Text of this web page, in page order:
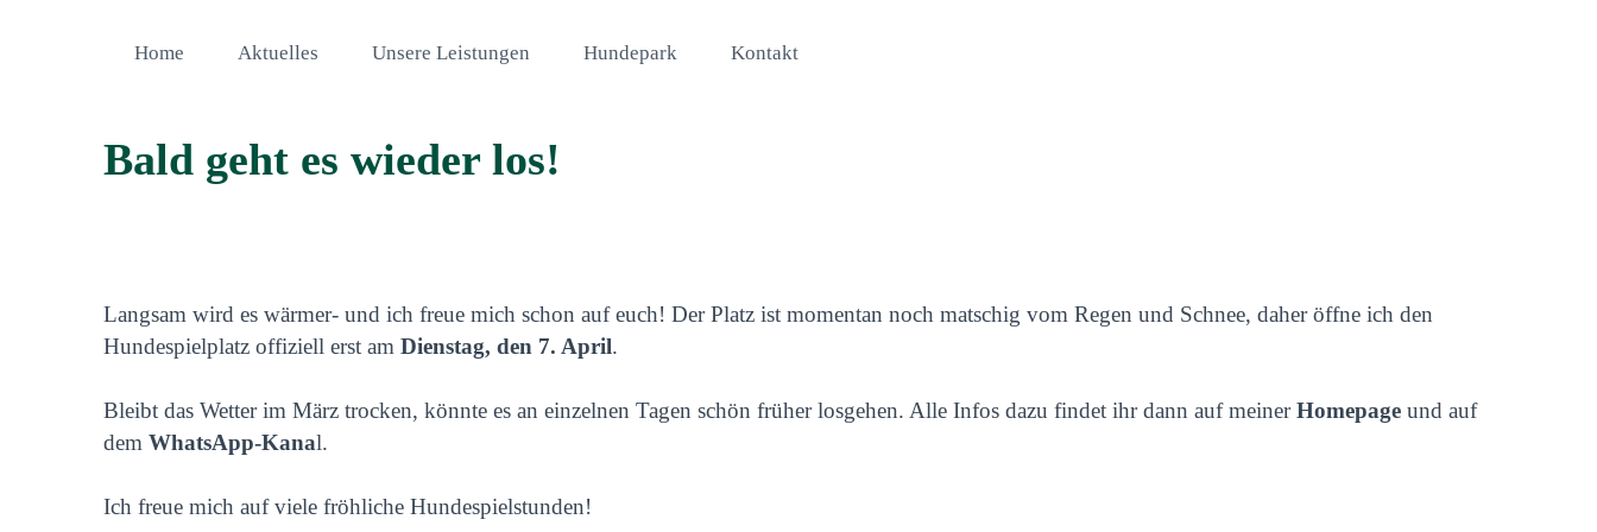
Home Aktuelles Unsere Leistungen Hundepark Kontakt
Bald geht es wieder los!
Langsam wird es wärmer- und ich freue mich schon auf euch! Der Platz ist momentan noch matschig vom Regen und Schnee, daher öffne ich den
Hundespielplatz offiziell erst am Dienstag, den 7. April.
Bleibt das Wetter im März trocken, könnte es an einzelnen Tagen schön früher losgehen. Alle Infos dazu findet ihr dann auf meinerHomepage und auf
dem WhatsApp-Kanal.
Ich freue mich auf viele fröhliche Hundespielstunden!